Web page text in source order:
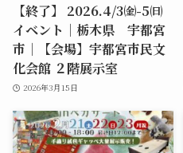
【終了】 2026.4/3㈮-5㈰
イベント｜栃木県 宇都宮
市｜【会場】宇都宮市民文
化会館 ２階展示室
2026年3月15日